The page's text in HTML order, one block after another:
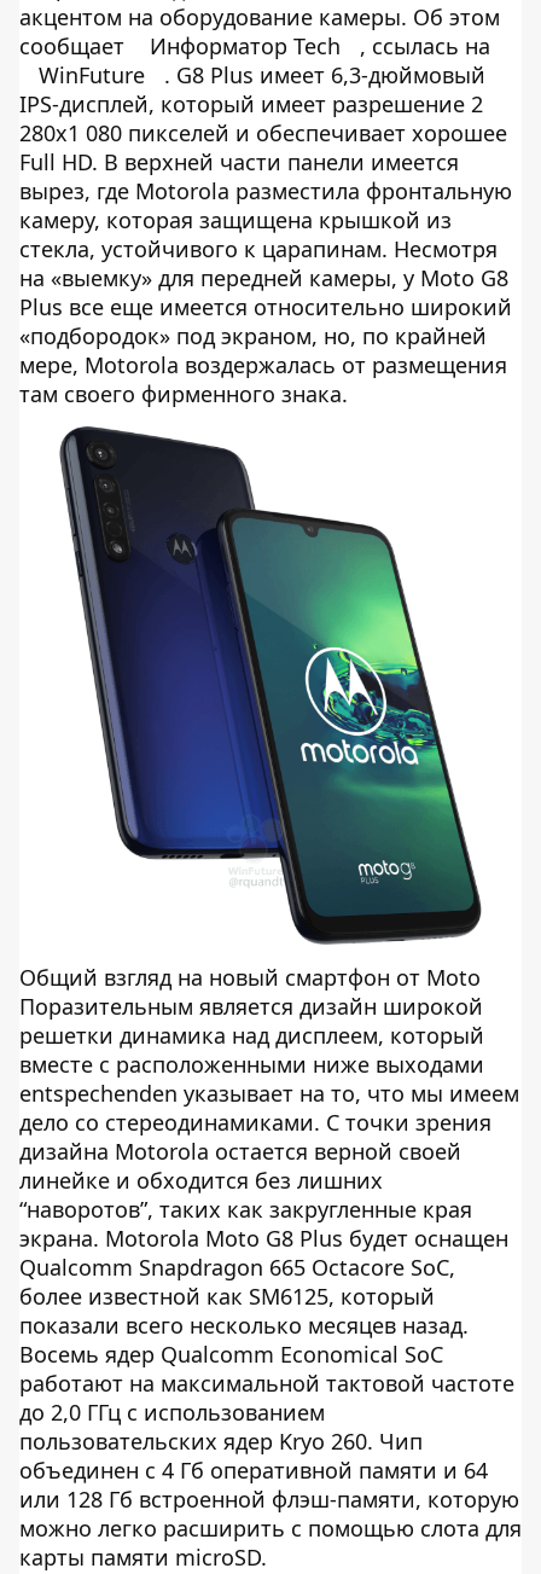
акцентом на оборудование камеры. Об этом
сообщает
Информатор Tech
, ссылась на
WinFuture
. G8 Plus имеет 6,3-дюймовый
IPS-дисплей, который имеет разрешение 2
280x1 080 пикселей и обеспечивает хорошее
Full HD. В верхней части панели имеется
вырез, где Motorola разместила фронтальную
камеру, которая защищена крышкой из
стекла, устойчивого к царапинам. Несмотря
на «выемку» для передней камеры, у Moto G8
Plus все еще имеется относительно широкий
«подбородок» под экраном, но, по крайней
мере, Motorola воздержалась от размещения
там своего фирменного знака.
Общий взгляд на новый смартфон от Moto
Поразительным является дизайн широкой
решетки динамика над дисплеем, который
вместе с расположенными ниже выходами
entspechenden указывает на то, что мы имеем
дело со стереодинамиками. С точки зрения
дизайна Motorola остается верной своей
линейке и обходится без лишних
“наворотов”, таких как закругленные края
экрана. Motorola Moto G8 Plus будет оснащен
Qualcomm Snapdragon 665 Octacore SoC,
более известной как SM6125, который
показали всего несколько месяцев назад.
Восемь ядер Qualcomm Economical SoC
работают на максимальной тактовой частоте
до 2,0 ГГц с использованием
пользовательских ядер Kryo 260. Чип
объединен с 4 Гб оперативной памяти и 64
или 128 Гб встроенной флэш-памяти, которую
можно легко расширить с помощью слота для
карты памяти microSD.